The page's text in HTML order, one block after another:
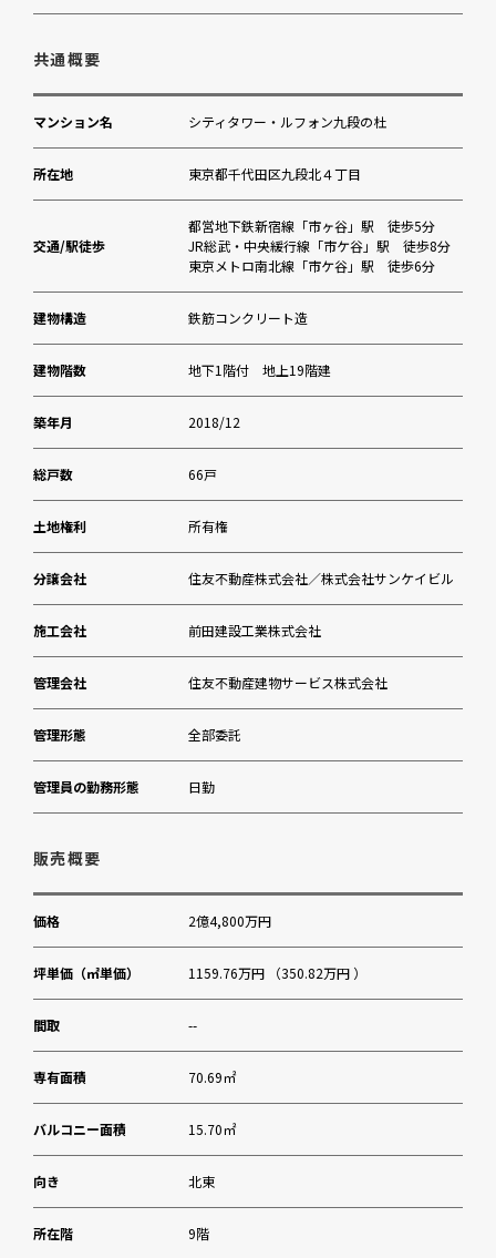
ふじみこども園
一口坂クリニック
東郷元帥記念公園
くすりの福太郎九段北店
麹町出張所
エスフォルタ市ヶ谷
りそな銀行市ヶ谷支店
東京国立近代美術館
共通概要
マンション名 シティタワー・ルフォン九段の杜
所在地 東京都千代田区九段北４丁目
交通/駅徒歩
都営地下鉄新宿線「市ヶ谷」駅 徒歩5分
JR総武・中央緩行線「市ケ谷」駅 徒歩8分
東京メトロ南北線「市ケ谷」駅 徒歩6分
建物構造 鉄筋コンクリート造
建物階数 地下1階付 地上19階建
築年月 2018/12
総戸数 66戸
土地権利 所有権
分譲会社 住友不動産株式会社／株式会社サンケイビル
施工会社 前田建設工業株式会社
管理会社 住友不動産建物サービス株式会社
管理形態 全部委託
管理員の勤務形態 日勤
販売概要
価格 2億4,800万円
坪単価（㎡単価） 1159.76万円 （350.82万円 ）
間取 --
専有面積 70.69㎡
バルコニー面積 15.70㎡
向き 北東
所在階 9階